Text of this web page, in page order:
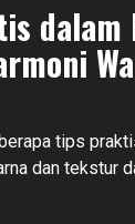
dalam
tips
dan tekstur